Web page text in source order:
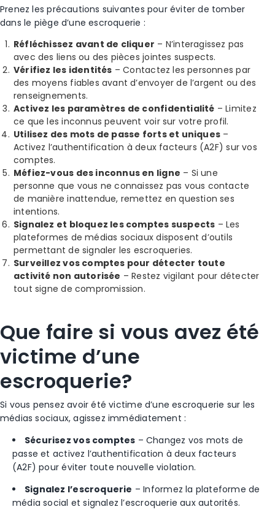
Prenez les précautions suivantes pour éviter de tomber
dans le piège d’une escroquerie :
Réfléchissez avant de cliquer – N’interagissez pas
avec des liens ou des pièces jointes suspects.
Vérifiez les identités – Contactez les personnes par
des moyens fiables avant d’envoyer de l’argent ou des
renseignements.
Activez les paramètres de confidentialité – Limitez
ce que les inconnus peuvent voir sur votre profil.
Utilisez des mots de passe forts et uniques –
Activez l’authentification à deux facteurs (A2F) sur vos
comptes.
Méfiez-vous des inconnus en ligne – Si une
personne que vous ne connaissez pas vous contacte
de manière inattendue, remettez en question ses
intentions.
Signalez et bloquez les comptes suspects – Les
plateformes de médias sociaux disposent d’outils
permettant de signaler les escroqueries.
Surveillez vos comptes pour détecter toute
activité non autorisée – Restez vigilant pour détecter
tout signe de compromission.
Que faire si vous avez été
victime d’une
escroquerie?
Si vous pensez avoir été victime d’une escroquerie sur les
médias sociaux, agissez immédiatement :
Sécurisez vos comptes – Changez vos mots de
passe et activez l’authentification à deux facteurs
(A2F) pour éviter toute nouvelle violation.
Signalez l’escroquerie – Informez la plateforme de
média social et signalez l’escroquerie aux autorités.